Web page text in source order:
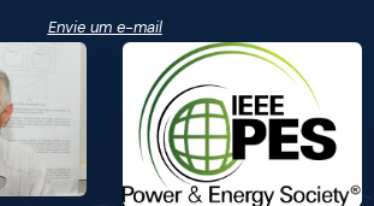
Envie um e-mail